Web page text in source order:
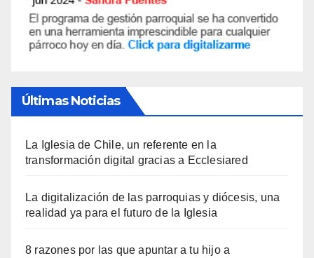
Últimas Noticias
La Iglesia de Chile, un referente en la
transformación digital gracias a Ecclesiared
La digitalización de las parroquias y diócesis, una
realidad ya para el futuro de la Iglesia
8 razones por las que apuntar a tu hijo a